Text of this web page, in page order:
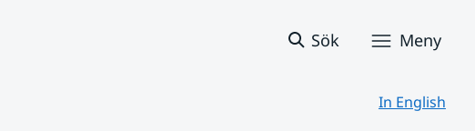
Sök Meny
In English